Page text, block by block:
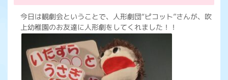
今日は観劇会ということで、人形劇団“ピコット”さんが、吹
上幼稚園のお友達に人形劇をしてくれました！！